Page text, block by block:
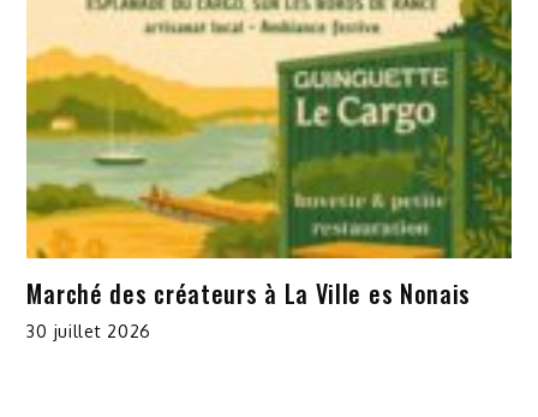
Marché des créateurs à La Ville es Nonais
30 juillet 2026